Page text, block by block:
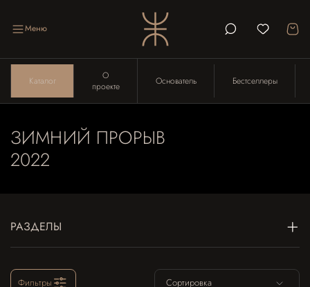
Меню
Каталог
О
проекте
Основатель Бестселлеры
ЗИМНИЙ ПРОРЫВ
2022
РАЗДЕЛЫ
Фильтры Сортировка